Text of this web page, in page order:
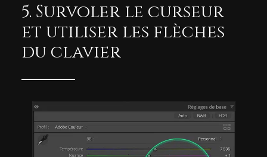
5. Survoler le curseur
et utiliser les flèches
du clavier